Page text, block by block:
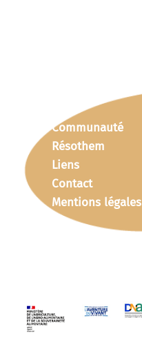
Communauté
Résothem
Liens
Contact
Mentions légales